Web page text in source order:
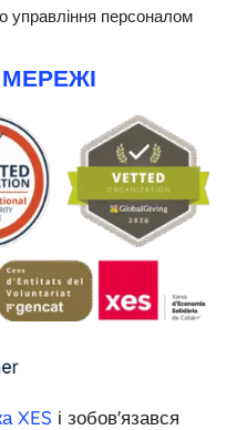
управління персоналом
XES і зобов'язався